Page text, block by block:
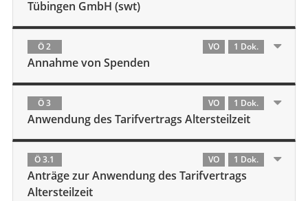
Tübingen GmbH (swt)
Ö 2 VO 1 Dok.
Annahme von Spenden
Ö 3 VO 1 Dok.
Anwendung des Tarifvertrags Altersteilzeit
Ö 3.1 VO 1 Dok.
Anträge zur Anwendung des Tarifvertrags
Altersteilzeit